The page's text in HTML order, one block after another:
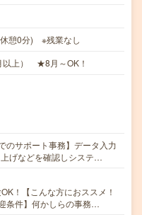
憩0分) ※残業なし
以上） ★8月～OK！
のサポート事務】データ入力
げなどを確認しシステ…
！【こんな方におススメ！
条件】何かしらの事務…